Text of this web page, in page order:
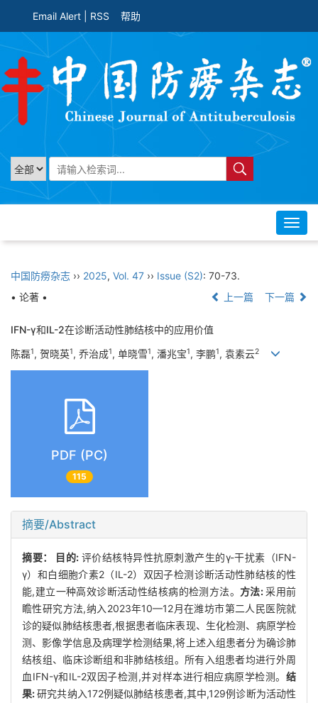
Email Alert RSS 帮助
中国防痨杂志 ›› 2025, Vol. 47 ›› Issue (S2): 70-73.
• 论著 •
上一篇 下一篇
IFN-γ和IL-2在诊断活动性肺结核中的应用价值
陈磊1, 贺晓英1, 乔治成1, 单晓雪1, 潘兆宝1, 李鹏1, 袁素云2
PDF (PC)
115
摘要/Abstract
摘要： 目的: 评价结核特异性抗原刺激产生的γ-干扰素（IFN-
γ）和白细胞介素2（IL-2）双因子检测诊断活动性肺结核的性
能,建立一种高效诊断活动性结核病的检测方法。 方法:采用前
瞻性研究方法,纳入2023年10—12月在潍坊市第二人民医院就
诊的疑似肺结核患者,根据患者临床表现、生化检测、病原学检
测、影像学信息及病理学检测结果,将上述入组患者分为确诊肺
结核组、临床诊断组和非肺结核组。所有入组患者均进行外周
血IFN-γ和IL-2双因子检测,并对样本进行相应病原学检测。 结
果:研究共纳入172例疑似肺结核患者,其中,129例诊断为活动性